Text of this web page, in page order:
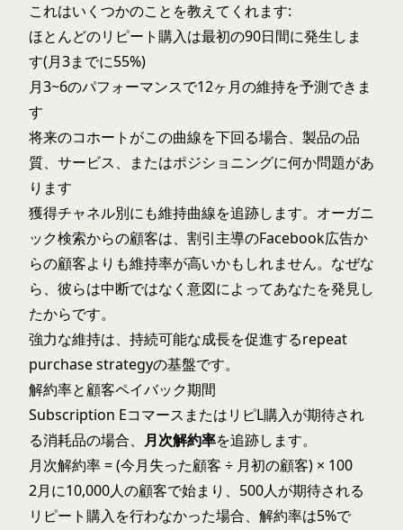
これはいくつかのことを教えてくれます:
ほとんどのリピート購入は最初の90日間に発生しま
す(月3までに55%)
月3~6のパフォーマンスで12ヶ月の維持を予測できま
す
将来のコホートがこの曲線を下回る場合、製品の品
質、サービス、またはポジショニングに何か問題があ
ります
獲得チャネル別にも維持曲線を追跡します。オーガニ
ック検索からの顧客は、割引主導のFacebook広告か
らの顧客よりも維持率が高いかもしれません。なぜな
ら、彼らは中断ではなく意図によってあなたを発見し
たからです。
強力な維持は、持続可能な成長を促進するrepeat
purchase strategyの基盤です。
解約率と顧客ペイバック期間
Subscription EコマースまたはリピL購入が期待され
る消耗品の場合、 月次解約率を追跡します。
月次解約率 = (今月失った顧客 ÷ 月初の顧客) × 100
2月に10,000人の顧客で始まり、500人が期待される
リピート購入を行わなかった場合、解約率は5%で